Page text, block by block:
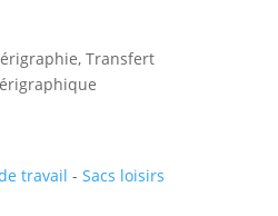
Transfert
travail - Sacs loisirs